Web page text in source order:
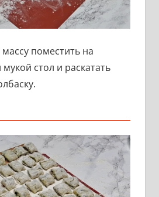
поместить на
стол и раскатать